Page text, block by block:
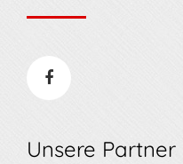
Unsere Partner